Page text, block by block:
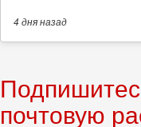
4 дняназад
почтовую